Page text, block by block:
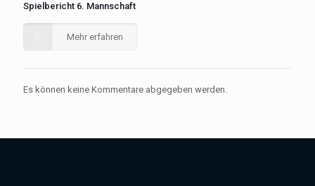
Spielbericht 6. Mannschaft
Mehr erfahren
Es können keine Kommentare abgegeben werden.